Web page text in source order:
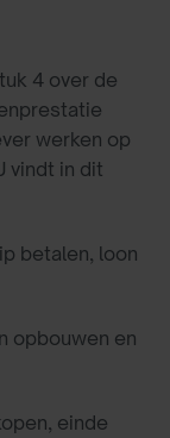
4 over de
werken op
vindt in dit
betalen, loon
opbouwen en
einde